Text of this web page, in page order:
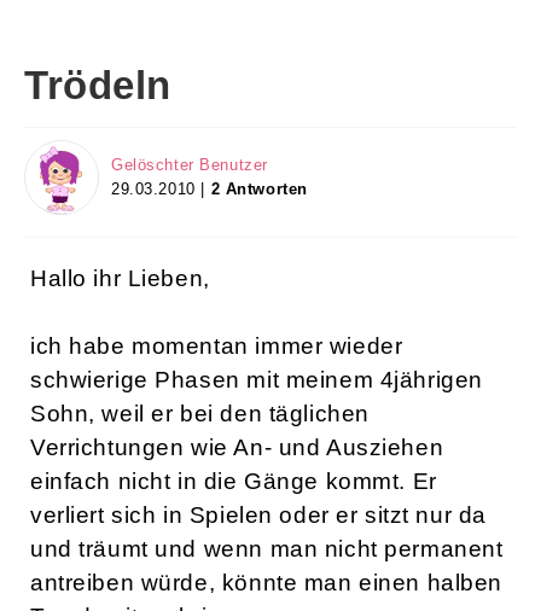
Trödeln
Gelöschter Benutzer
29.03.2010 | 2 Antworten
Hallo ihr Lieben,
ich habe momentan immer wieder
schwierige Phasen mit meinem 4jährigen
Sohn, weil er bei den täglichen
Verrichtungen wie An- und Ausziehen
einfach nicht in die Gänge kommt. Er
verliert sich in Spielen oder er sitzt nur da
und träumt und wenn man nicht permanent
antreiben würde, könnte man einen halben